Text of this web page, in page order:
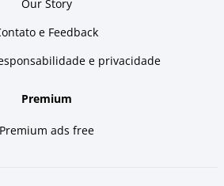
Our Story
e Feedback
e privacidade
Premium
Premium ads free